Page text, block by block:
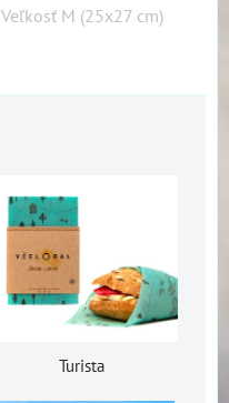
Veľkosť M (25x27 cm)
Turista